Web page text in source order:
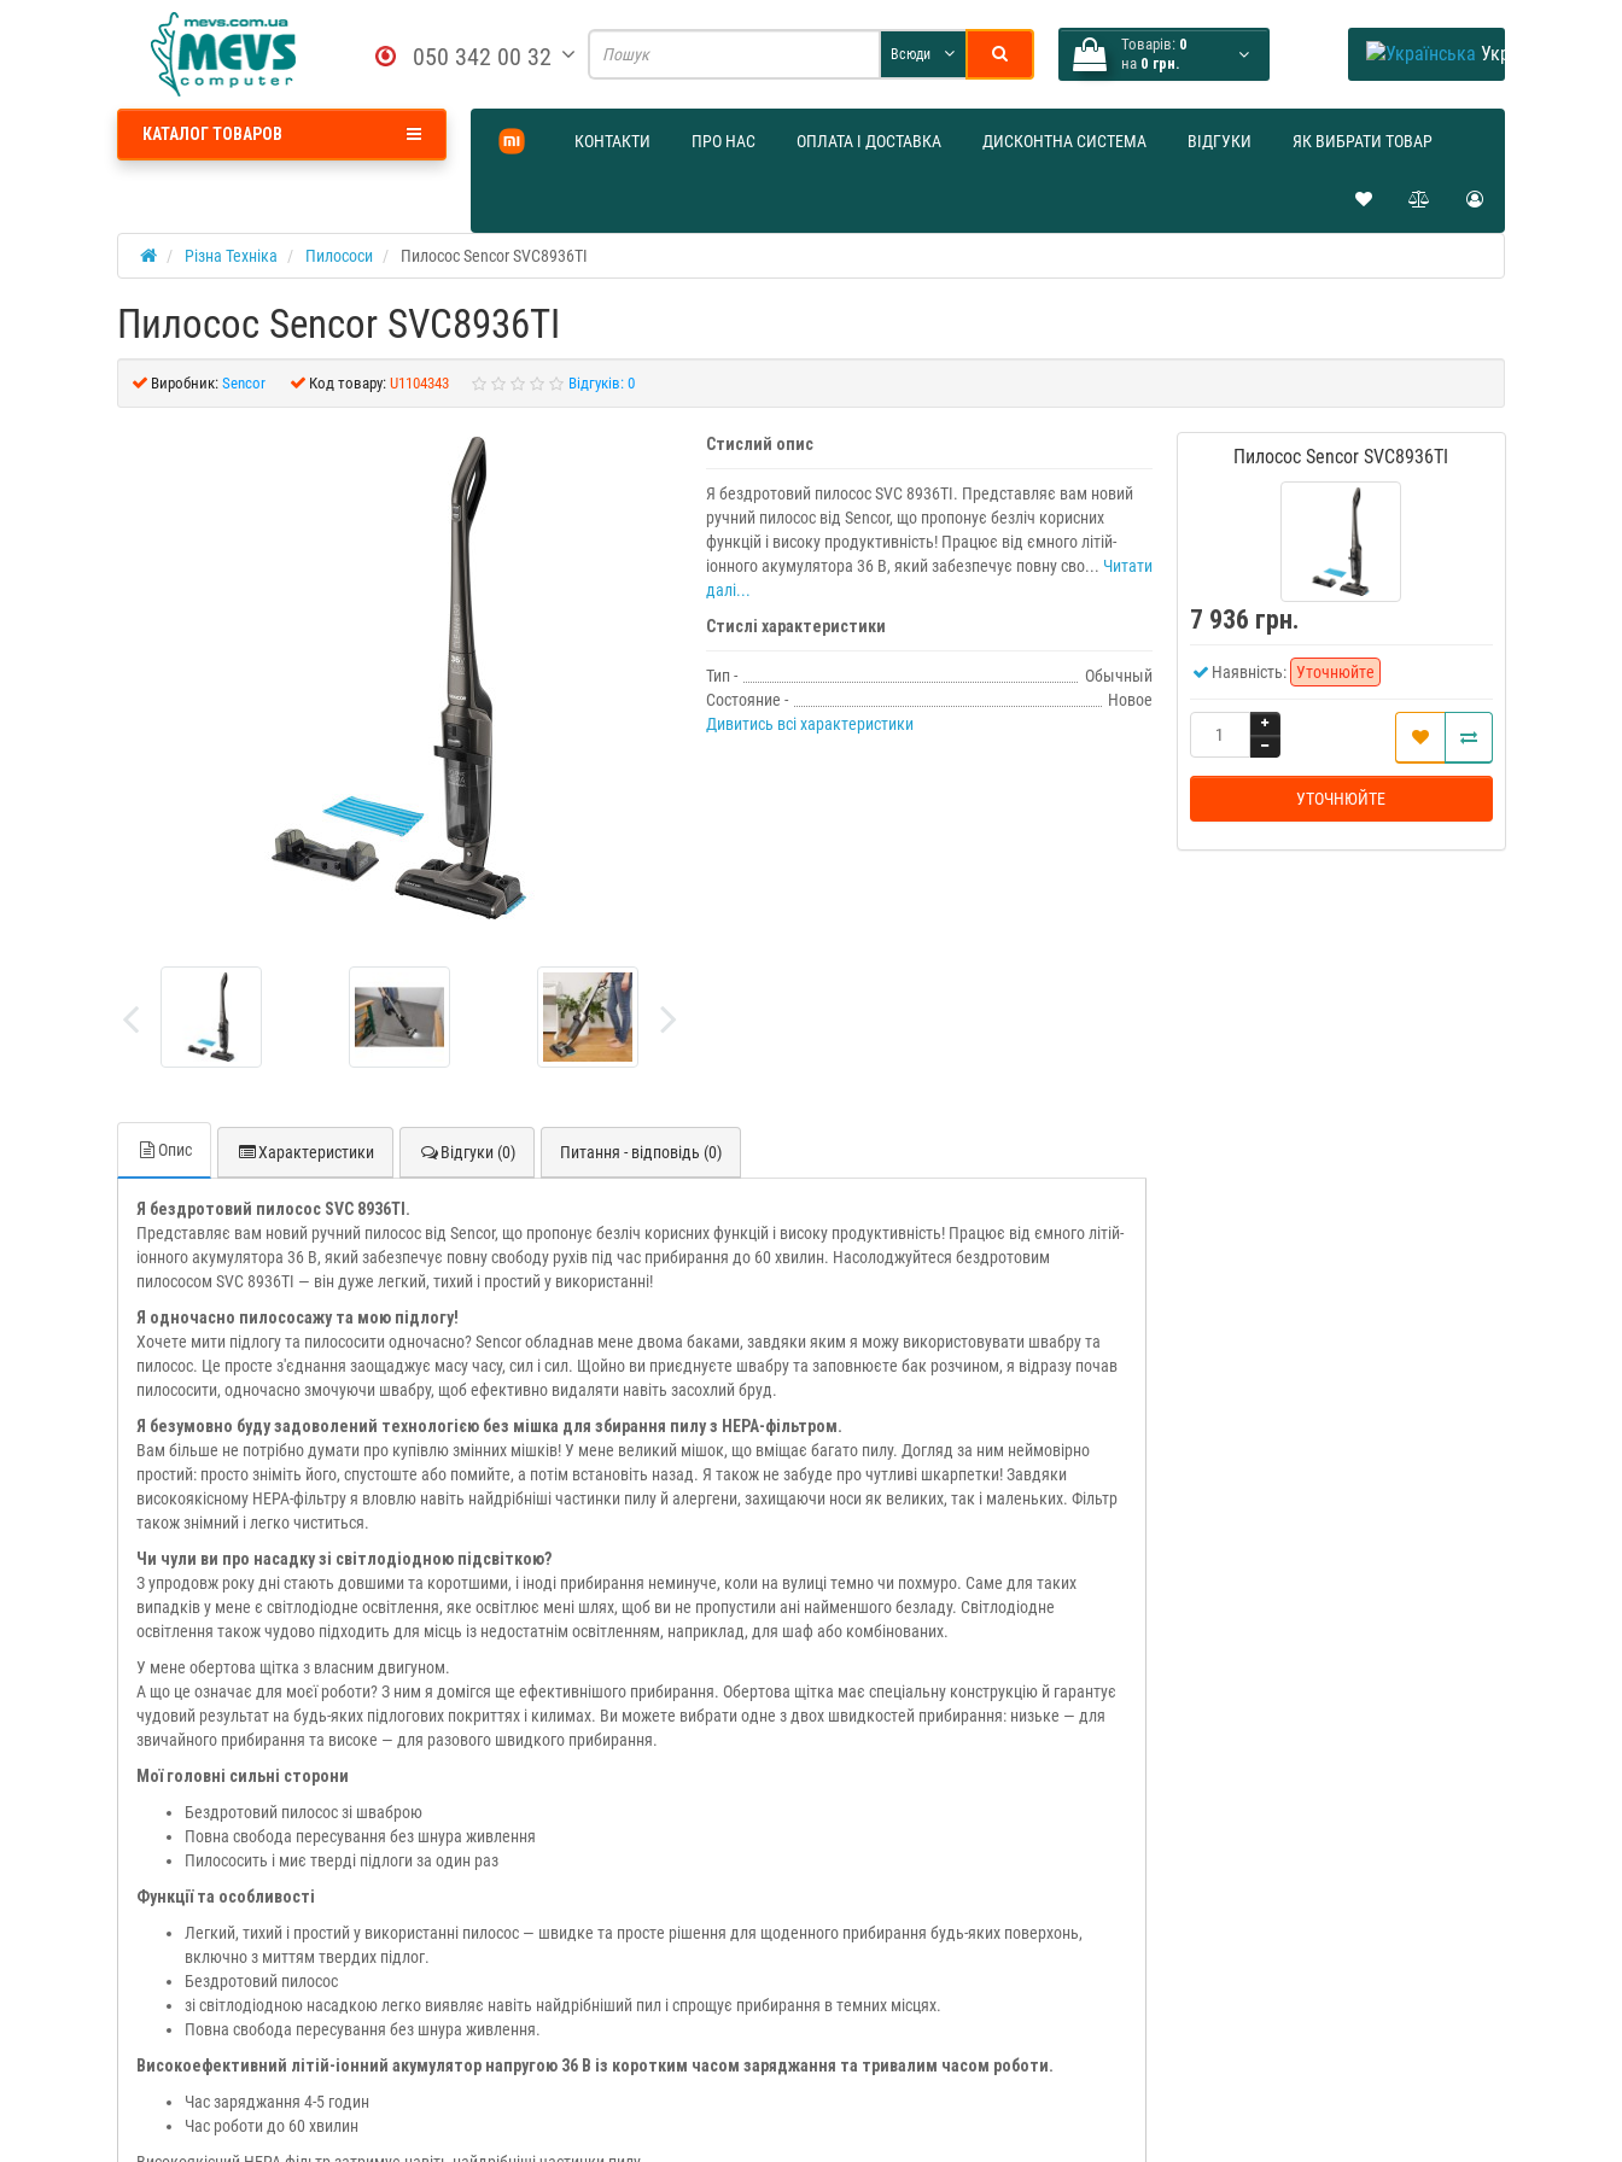
050 342 00 32 Товарів: 0
на 0 грн.
Всюди Українська
КОНТАКТИ ПРО НАС ОПЛАТА І ДОСТАВКА ДИСКОНТНА СИСТЕМА ВІДГУКИ ЯК ВИБРАТИ ТОВАР
КАТАЛОГ ТОВАРОВ
Різна Техніка Пилососи Пилосос Sencor SVC8936TI
Пилосос Sencor SVC8936TI
Виробник: Sencor Код товару: U1104343 Відгуків: 0
Стислий опис
Я бездротовий пилосос SVC 8936TI. Представляє вам новий
ручний пилосос від Sencor, що пропонує безліч корисних
функцій і високу продуктивність! Працює від ємного літій-
іонного акумулятора 36 В, який забезпечує повну сво... Читати
далі...
Стислі характеристики
Тип -
Обычный
Состояние -
Новое
Дивитись всі характеристики
Пилосос Sencor SVC8936TI
7 936 грн.
Наявність: Уточнюйте
УТОЧНЮЙТЕ
Опис Характеристики Відгуки (0) Питання - відповідь (0)
Я бездротовий пилосос SVC 8936TI.
Представляє вам новий ручний пилосос від Sencor, що пропонує безліч корисних функцій і високу продуктивність! Працює від ємного літій-
іонного акумулятора 36 В, який забезпечує повну свободу рухів під час прибирання до 60 хвилин. Насолоджуйтеся бездротовим
пилососом SVC 8936TI — він дуже легкий, тихий і простий у використанні!
Я одночасно пилососажу та мою підлогу!
Хочете мити підлогу та пилососити одночасно? Sencor обладнав мене двома баками, завдяки яким я можу використовувати швабру та
пилосос. Це просте з'єднання заощаджує масу часу, сил і сил. Щойно ви приєднуєте швабру та заповнюєте бак розчином, я відразу почав
пилососити, одночасно змочуючи швабру, щоб ефективно видаляти навіть засохлий бруд.
Я безумовно буду задоволений технологією без мішка для збирання пилу з HEPA-фільтром.
Вам більше не потрібно думати про купівлю змінних мішків! У мене великий мішок, що вміщає багато пилу. Догляд за ним неймовірно
простий: просто зніміть його, спустоште або помийте, а потім встановіть назад. Я також не забуде про чутливі шкарпетки! Завдяки
високоякісному HEPA-фільтру я вловлю навіть найдрібніші частинки пилу й алергени, захищаючи носи як великих, так і маленьких. Фільтр
також знімний і легко чиститься.
Чи чули ви про насадку зі світлодіодною підсвіткою?
З упродовж року дні стають довшими та коротшими, і іноді прибирання неминуче, коли на вулиці темно чи похмуро. Саме для таких
випадків у мене є світлодіодне освітлення, яке освітлює мені шлях, щоб ви не пропустили ані найменшого безладу. Світлодіодне
освітлення також чудово підходить для місць із недостатнім освітленням, наприклад, для шаф або комбінованих.
У мене обертова щітка з власним двигуном.
А що це означає для моєї роботи? З ним я домігся ще ефективнішого прибирання. Обертова щітка має спеціальну конструкцію й гарантує
чудовий результат на будь-яких підлогових покриттях і килимах. Ви можете вибрати одне з двох швидкостей прибирання: низьке — для
звичайного прибирання та високе — для разового швидкого прибирання.
Мої головні сильні сторони
Бездротовий пилосос зі шваброю
Повна свобода пересування без шнура живлення
Пилососить і миє тверді підлоги за один раз
Функції та особливості
Легкий, тихий і простий у використанні пилосос — швидке та просте рішення для щоденного прибирання будь-яких поверхонь,
включно з миттям твердих підлог.
Бездротовий пилосос
зі світлодіодною насадкою легко виявляє навіть найдрібніший пил і спрощує прибирання в темних місцях.
Повна свобода пересування без шнура живлення.
Високоефективний літій-іонний акумулятор напругою 36 В із коротким часом заряджання та тривалим часом роботи.
Час заряджання 4-5 годин
Час роботи до 60 хвилин